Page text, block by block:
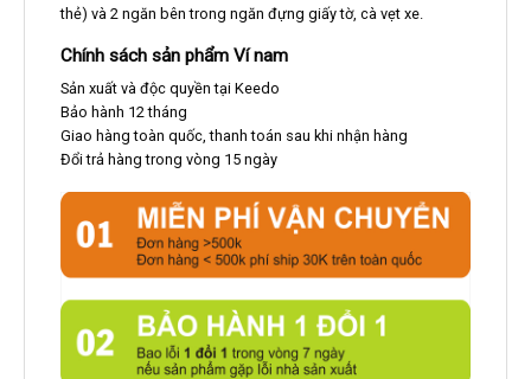
thẻ) và 2 ngăn bên trong ngăn đựng giấy tờ, cà vẹt xe.
Chính sách sản phẩm Ví nam
Sản xuất và độc quyền tại Keedo
Bảo hành 12 tháng
Giao hàng toàn quốc, thanh toán sau khi nhận hàng
Đổi trả hàng trong vòng 15 ngày